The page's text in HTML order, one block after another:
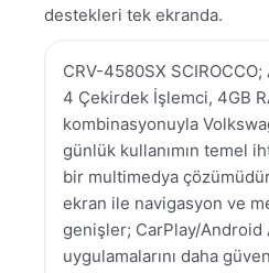
destekleri tek ekranda.
CRV-4580SX
4 Çekirdek İşlemci, 4GB
kombinasyonuyla
günlük kullanımın temel
bir multimedya
ekran ile navigasyon ve
genişler; CarPlay/
uygulamalarını daha